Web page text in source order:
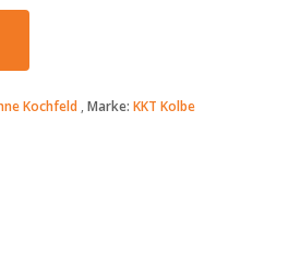
Kochfeld Marke: KKT Kolbe